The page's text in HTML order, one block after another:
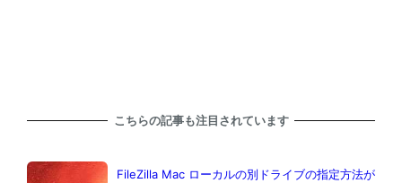
こちらの記事も注目されています
FileZilla Mac ローカルの別ドライブの指定方法が